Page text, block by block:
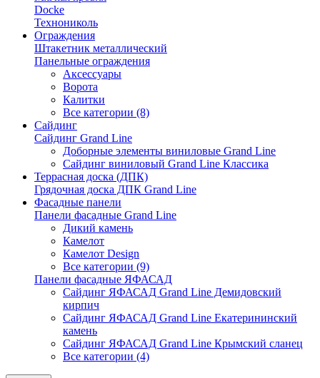
Docke
Технониколь
Ограждения
Штакетник металлический
Панельные ограждения
Аксессуары
Ворота
Калитки
Все категории (8)
Сайдинг
Сайдинг Grand Line
Доборные элементы виниловые Grand Line
Сайдинг виниловый Grand Line Классика
Террасная доска (ДПК)
Грядочная доска ДПК Grand Line
Фасадные панели
Панели фасадные Grand Line
Дикий камень
Камелот
Камелот Design
Все категории (9)
Панели фасадные ЯФАСАД
Сайдинг ЯФАСАД Grand Line Демидовский
кирпич
Сайдинг ЯФАСАД Grand Line Екатерининский
камень
Сайдинг ЯФАСАД Grand Line Крымский сланец
Все категории (4)